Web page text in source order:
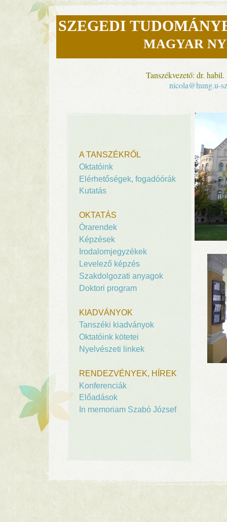
SZEGEDI
MAGYAR
Tanszékvezető: dr.
nicola@hung.u-
A TANSZÉKRŐL
Oktatóink
Elérhetőségek, fogadóórák
Kutatás
OKTATÁS
Órarendek
Képzések
Irodalomjegyzékek
Levelező képzés
Szakdolgozati anyagok
Doktori program
KIADVÁNYOK
Tanszéki kiadványok
Oktatóink kötetei
Nyelvészeti linkek
RENDEZVÉNYEK, HÍREK
Konferenciák
Előadások
In memoriam Szabó József